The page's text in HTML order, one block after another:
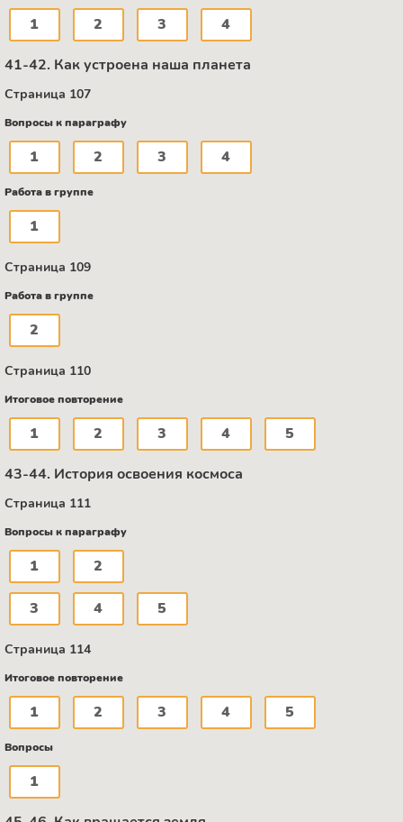
1 2 3 4
41-42. Как устроена наша планета
Страница 107
Вопросы к параграфу
1 2 3 4
Работа в группе
1
Страница 109
Работа в группе
2
Страница 110
Итоговое повторение
1 2 3 4 5
43-44. История освоения космоса
Страница 111
Вопросы к параграфу
1 2
3 4 5
Страница 114
Итоговое повторение
1 2 3 4 5
Вопросы
1